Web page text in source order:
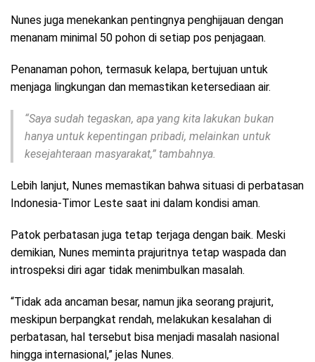
Nunes juga menekankan pentingnya penghijauan dengan
menanam minimal 50 pohon di setiap pos penjagaan.
Penanaman pohon, termasuk kelapa, bertujuan untuk
menjaga lingkungan dan memastikan ketersediaan air.
“Saya sudah tegaskan, apa yang kita lakukan bukan
hanya untuk kepentingan pribadi, melainkan untuk
kesejahteraan masyarakat,” tambahnya.
Lebih lanjut, Nunes memastikan bahwa situasi di perbatasan
Indonesia-Timor Leste saat ini dalam kondisi aman.
Patok perbatasan juga tetap terjaga dengan baik. Meski
demikian, Nunes meminta prajuritnya tetap waspada dan
introspeksi diri agar tidak menimbulkan masalah.
“Tidak ada ancaman besar, namun jika seorang prajurit,
meskipun berpangkat rendah, melakukan kesalahan di
perbatasan, hal tersebut bisa menjadi masalah nasional
hingga internasional,” jelas Nunes.